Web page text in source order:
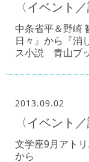
〈イベント／
中条省平＆野崎
日々』から『消
ス小説 青山ブ
2013.09.02
〈イベント／
文学座9月アト
から